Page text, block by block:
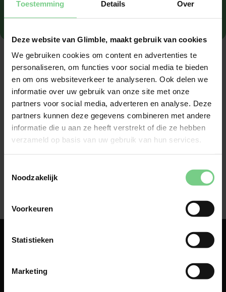
Toestemming Details Over
Deze website van Glimble, maakt gebruik van cookies
We gebruiken cookies om content en advertenties te
personaliseren, om functies voor social media te bieden
en om ons websiteverkeer te analyseren. Ook delen we
informatie over uw gebruik van onze site met onze
partners voor social media, adverteren en analyse. Deze
partners kunnen deze gegevens combineren met andere
informatie die u aan ze heeft verstrekt of die ze hebben
verzameld op basis van uw gebruik van hun services.
Noodzakelijk
Voorkeuren
Statistieken
Marketing
reis?
Plan je reis en koop een ticket via 'Tickets kopen'.
Kies voor 'Budget zakelijk reizen' en daarna voor
'Boeken'.